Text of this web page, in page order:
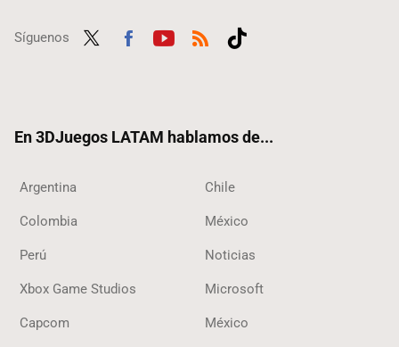
Síguenos
En 3DJuegos LATAM hablamos de...
Argentina Chile
Colombia México
Perú Noticias
Xbox Game Studios Microsoft
Capcom México